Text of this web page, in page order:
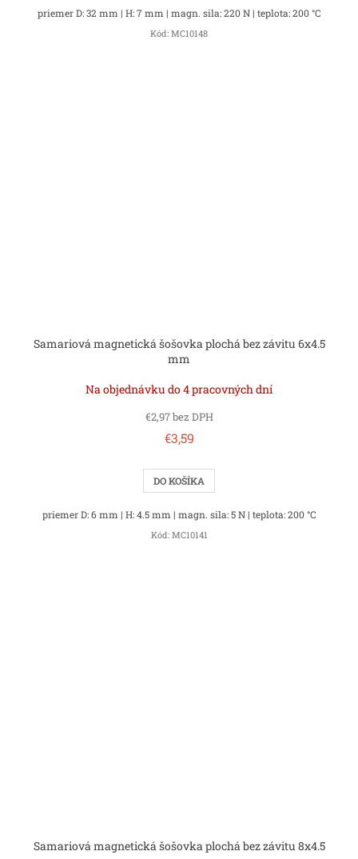
priemer D: 32 mm | H: 7 mm | magn. sila: 220 N | teplota: 200 °C
Kód: MC10148
Samariová magnetická šošovka plochá bez závitu 6x4.5
mm
Na objednávku do 4 pracovných dní
€2,97 bez DPH
€3,59
DO KOŠÍKA
priemer D: 6 mm | H: 4.5 mm | magn. sila: 5 N | teplota: 200 °C
Kód: MC10141
Samariová magnetická šošovka plochá bez závitu 8x4.5